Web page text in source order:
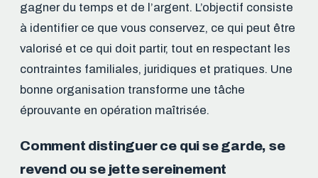
gagner du temps et de l’argent. L’objectif consiste
à identifier ce que vous conservez, ce qui peut être
valorisé et ce qui doit partir, tout en respectant les
contraintes familiales, juridiques et pratiques. Une
bonne organisation transforme une tâche
éprouvante en opération maîtrisée.
Comment distinguer ce qui se garde, se
revend ou se jette sereinement